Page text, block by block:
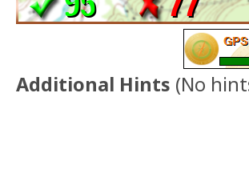
Additional Hints (No